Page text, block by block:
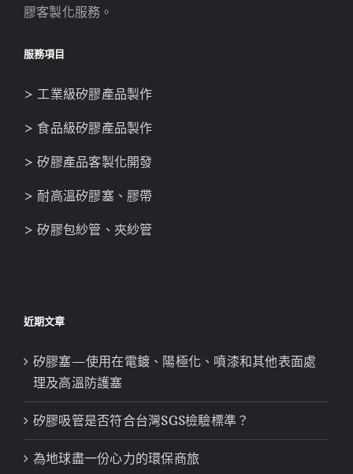
膠客製化服務。
服務項目
> 工業級矽膠產品製作
> 食品級矽膠產品製作
> 矽膠產品客製化開發
> 耐高溫矽膠塞、膠帶
> 矽膠包紗管、夾紗管
近期文章
矽膠塞—使用在電鍍、陽極化、噴漆和其他表面處
理及高溫防護塞
矽膠吸管是否符合台灣SGS檢驗標準？
為地球盡一份心力的環保商旅